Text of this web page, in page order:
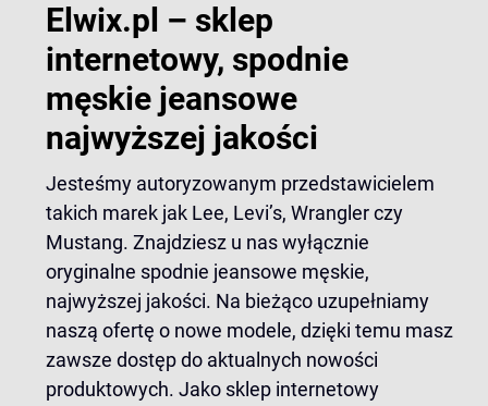
Elwix.pl – sklep
internetowy, spodnie
męskie jeansowe
najwyższej jakości
Jesteśmy autoryzowanym przedstawicielem
takich marek jak Lee, Levi’s, Wrangler czy
Mustang. Znajdziesz u nas wyłącznie
oryginalne spodnie jeansowe męskie,
najwyższej jakości. Na bieżąco uzupełniamy
naszą ofertę o nowe modele, dzięki temu masz
zawsze dostęp do aktualnych nowości
produktowych. Jako sklep internetowy